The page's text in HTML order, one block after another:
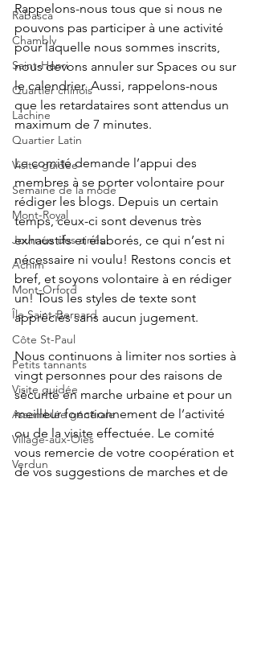
Rabasca
Chambly
Saint-Henri
Quartier chinois
Lachine
Quartier Latin
Visite guidée
Semaine de la mode
Mont-Royal
Journée des ainés
Achim
Mont-Orford
Île Saint-Bernard
Côte St-Paul
Petits tannants
Visite guidée
Assemblée générale
Village-aux-Oies
Verdun
Rappelons-nous tous que si nous ne
pouvons pas participer à une activité
pour laquelle nous sommes inscrits,
nous devons annuler sur Spaces ou sur
le calendrier. Aussi, rappelons-nous
que les retardataires sont attendus un
maximum de 7 minutes.
Le comité demande l’appui des
membres à se porter volontaire pour
rédiger les blogs. Depuis un certain
temps, ceux-ci sont devenus très
exhaustifs et élaborés, ce qui n’est ni
nécessaire ni voulu! Restons concis et
bref, et soyons volontaire à en rédiger
un! Tous les styles de texte sont
appréciés sans aucun jugement.
Nous continuons à limiter nos sorties à
vingt personnes pour des raisons de
sécurité en marche urbaine et pour un
meilleur fonctionnement de l’activité
ou de la visite effectuée. Le comité
vous remercie de votre coopération et
de vos suggestions de marches et de